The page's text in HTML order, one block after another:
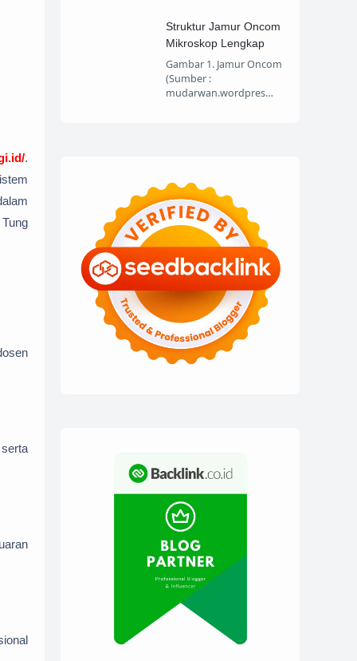
.
Struktur Jamur Oncom
Mikroskop Lengkap
Gambar 1. Jamur Oncom
(Sumber :
mudarwan.wordpres…